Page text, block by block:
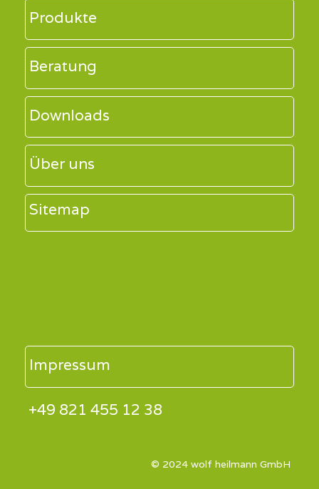
Produkte
Beratung
Downloads
Über uns
Sitemap
Impressum
+49 821 455 12 38
© 2024 wolf heilmann GmbH